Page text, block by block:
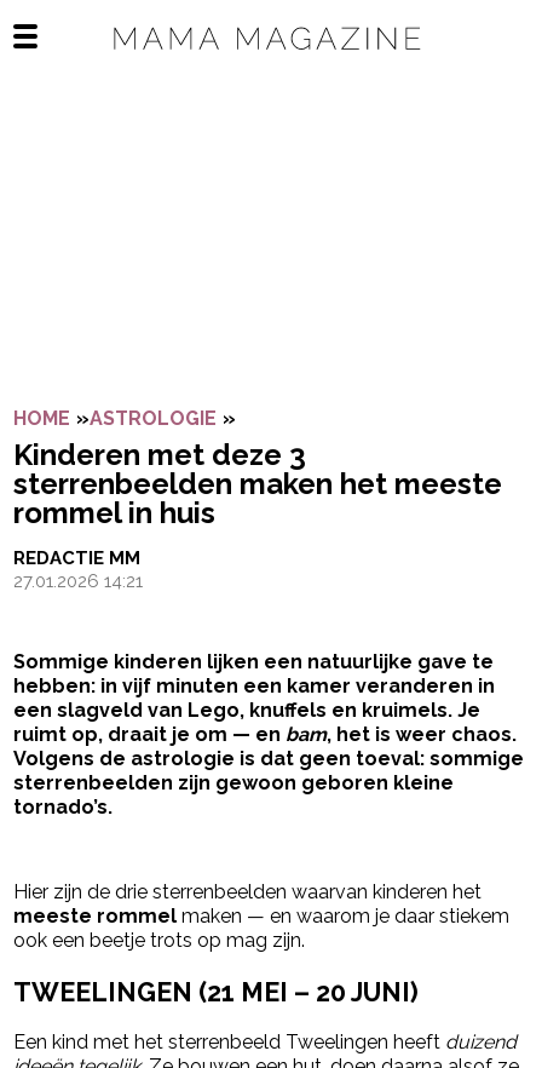
Open het mobiele menu
HOME »ASTROLOGIE »
Kinderen met deze 3
sterrenbeelden maken het meeste
rommel in huis
REDACTIE MM
27.01.2026 14:21
Sommige kinderen lijken een natuurlijke gave te
hebben: in vijf minuten een kamer veranderen in
een slagveld van Lego, knuffels en kruimels. Je
ruimt op, draait je om — en bam, het is weer chaos.
Volgens de astrologie is dat geen toeval: sommige
sterrenbeelden zijn gewoon geboren kleine
tornado’s.
Hier zijn de drie sterrenbeelden waarvan kinderen het
meeste rommel maken — en waarom je daar stiekem
ook een beetje trots op mag zijn.
TWEELINGEN (21 MEI – 20 JUNI)
Een kind met het sterrenbeeld Tweelingen heeft duizend